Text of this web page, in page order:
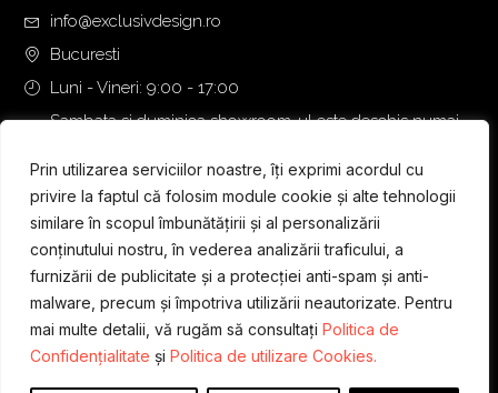
Prin utilizarea serviciilor noastre, îți exprimi acordul cu
privire la faptul că folosim module cookie și alte tehnologii
similare în scopul îmbunătățirii și al personalizării
conținutului nostru, în vederea analizării traficului, a
furnizării de publicitate și a protecției anti-spam și anti-
malware, precum și împotriva utilizării neautorizate. Pentru
mai multe detalii, vă rugăm să consultați Politica de
Confidențialitate și Politica de utilizare Cookies.
info@exclusivdesign.ro
Bucuresti
Luni - Vineri: 9:00 - 17:00
Sambata si duminica showroom-ul este deschis numai